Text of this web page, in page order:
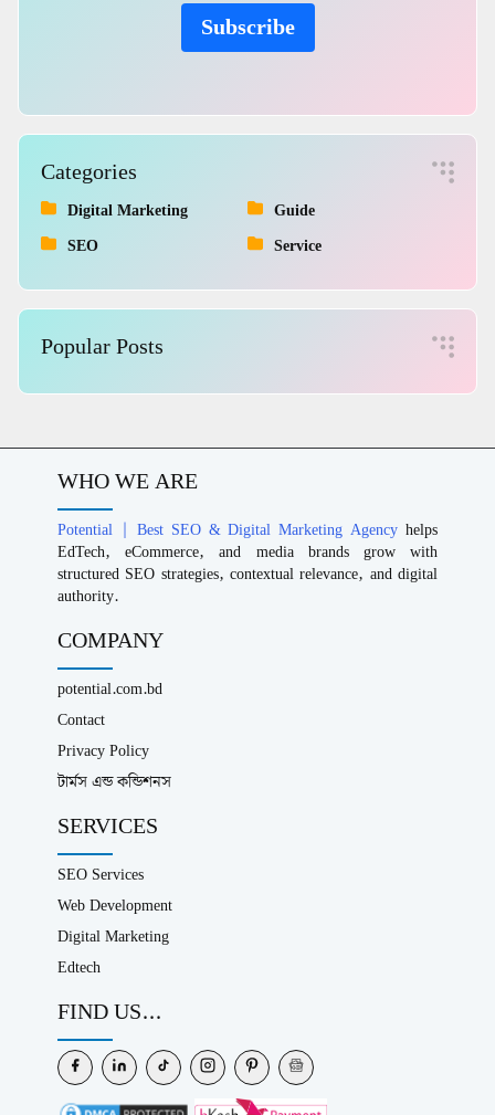
Subscribe
Categories
Digital Marketing
Guide
SEO
Service
Popular Posts
WHO WE ARE
Potential | Best SEO & Digital Marketing Agency helps
EdTech, eCommerce, and media brands grow with
structured SEO strategies, contextual relevance, and digital
authority.
COMPANY
potential.com.bd
Contact
Privacy Policy
টার্মস এন্ড কন্ডিশনস
SERVICES
SEO Services
Web Development
Digital Marketing
Edtech
FIND US...